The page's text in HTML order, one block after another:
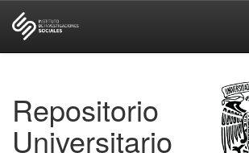
Repositorio
Universitario